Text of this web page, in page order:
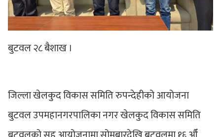
बुटवल २८ बैशाख ।
जिल्ला खेलकुद विकास समिति रुपन्देहीको आयोजना
बुटवल उपमहानगरपालिका नगर खेलकुद विकास समिति